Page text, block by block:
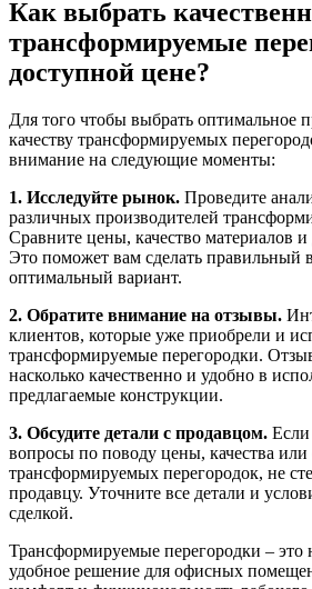
Как выбрать
трансформируемые
доступной цене?
Для того чтобы выбрать оптимальное
качеству трансформируемых
внимание на следующие моменты:
1. Исследуйте рынок. Проведите
различных производителей
Сравните цены, качество материалов
Это поможет вам сделать правильный
оптимальный вариант.
2. Обратите внимание на отзывы.
клиентов, которые уже приобрели и
трансформируемые перегородки.
насколько качественно и удобно в
предлагаемые конструкции.
3. Обсудите детали с продавцом. Если
вопросы по поводу цены, качества
трансформируемых перегородок, не
продавцу. Уточните все детали и
сделкой.
Трансформируемые перегородки – это
удобное решение для офисных